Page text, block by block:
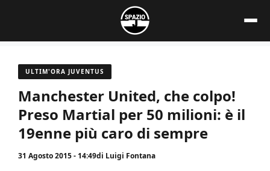
contenuto
ULTIM'ORA JUVENTUS
Manchester United, che colpo!
Preso Martial per 50 milioni: è il
19enne più caro di sempre
31 Agosto 2015 - 14:49di Luigi Fontana